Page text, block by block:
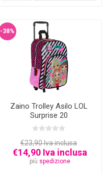
-38%
Zaino Trolley Asilo LOL
Surprise 20
€23,90 Iva inclusa
€14,90 Iva inclusa
più spedizione